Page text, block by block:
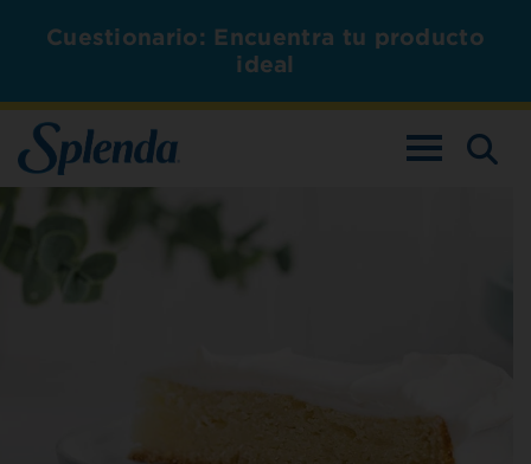
Cuestionario: Encuentra tu producto
ideal
ALTERNAR